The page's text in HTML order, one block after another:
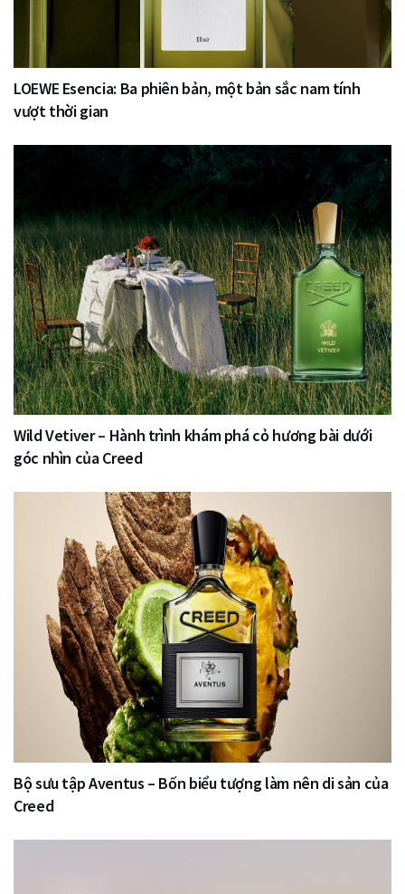
LOEWE Esencia: Ba phiên bản, một bản sắc nam tính
vượt thời gian
Wild Vetiver – Hành trình khám phá cỏ hương bài dưới
góc nhìn của Creed
Bộ sưu tập Aventus – Bốn biểu tượng làm nên di sản của
Creed